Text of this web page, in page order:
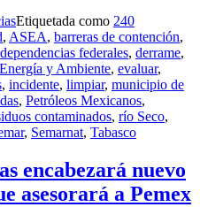
Etiquetada como 240
, ASEA, barreras de contención,
dependencias federales, derrame,
Energía y Ambiente, evaluar,
, incidente, limpiar, municipio de
, Petróleos Mexicanos,
contaminados, río Seco,
, Semarnat, Tabasco
encabezará nuevo
asesorará a Pemex